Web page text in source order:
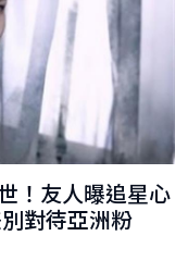
！友人曝追星心
對待亞洲粉